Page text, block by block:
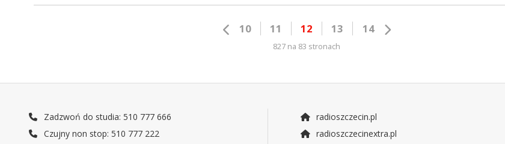
10 11 12 13 14
827 na 83 stronach
Zadzwoń do studia: 510 777 666
Czujny non stop: 510 777 222
radioszczecin.pl
radioszczecinextra.pl